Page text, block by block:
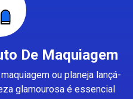
De Maquiagem
ou planeja lançá-
glamourosa é essencial